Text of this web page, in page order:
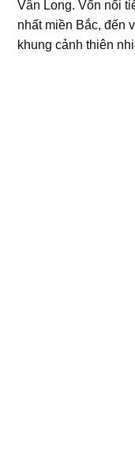
Vân Long. Vốn nổi
nhất miền Bắc, đến
khung cảnh thiên